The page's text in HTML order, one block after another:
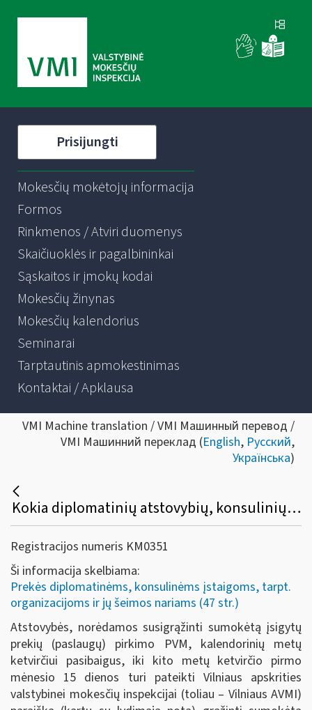
Prisijungti
Mokesčių mokėtojų informacija
Formos
Rinkmenos / Atviri duomenys
Skaičiuoklės ir pagalbininkai
Sąskaitos ir įmokų kodai
Mokesčių žinynas
Mokesčių kalendorius
Seminarai
Tarptautinis apmokestinimas
Kontaktai / Apklausa
VMI Machine translation / VMI Машинный перевод /
VMI Машинний переклад (English, Русский,
Українська)
Kokia diplomatinių atstovybių, konsulinių įstaigų ir tarptautinių organizacijų ar jų atstovybių, taip pat šių atstovybių ir įstaigų narių ir jų šeimų narių kreipimosi dėl sumokėto pirkimo PVM grąžinimo procedūra?
Registracijos numeris KM0351
Ši informacija skelbiama:
Prekės diplomatinėms, konsulinėms įstaigoms, tarpt.
organizacijoms ir jų šeimos nariams (47 str.)
Atstovybės, norėdamos susigrąžinti sumokėtą įsigytų
prekių (paslaugų) pirkimo PVM, kalendorinių metų
ketvirčiui pasibaigus, iki kito metų ketvirčio pirmo
mėnesio 15 dienos turi pateikti Vilniaus apskrities
valstybinei mokesčių inspekcijai (toliau – Vilniaus AVMI)